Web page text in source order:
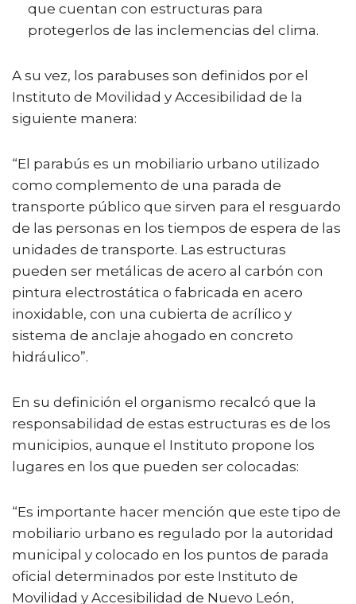
que cuentan con estructuras para
protegerlos de las inclemencias del clima.
A su vez, los parabuses son definidos por el
Instituto de Movilidad y Accesibilidad de la
siguiente manera:
“El parabús es un mobiliario urbano utilizado
como complemento de una parada de
transporte público que sirven para el resguardo
de las personas en los tiempos de espera de las
unidades de transporte. Las estructuras
pueden ser metálicas de acero al carbón con
pintura electrostática o fabricada en acero
inoxidable, con una cubierta de acrílico y
sistema de anclaje ahogado en concreto
hidráulico”.
En su definición el organismo recalcó que la
responsabilidad de estas estructuras es de los
municipios, aunque el Instituto propone los
lugares en los que pueden ser colocadas:
“Es importante hacer mención que este tipo de
mobiliario urbano es regulado por la autoridad
municipal y colocado en los puntos de parada
oficial determinados por este Instituto de
Movilidad y Accesibilidad de Nuevo León,